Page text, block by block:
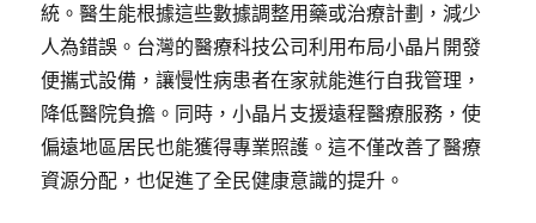
統。醫生能根據這些數據調整用藥或治療計劃，減少
人為錯誤。台灣的醫療科技公司利用布局小晶片開發
便攜式設備，讓慢性病患者在家就能進行自我管理，
降低醫院負擔。同時，小晶片支援遠程醫療服務，使
偏遠地區居民也能獲得專業照護。這不僅改善了醫療
資源分配，也促進了全民健康意識的提升。